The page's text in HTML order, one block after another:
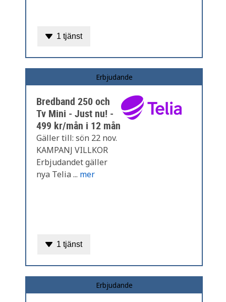
1 tjänst
Erbjudande
Bredband 250 och
Tv Mini - Just nu! -
499 kr/mån i 12 mån
Gäller till: sön 22 nov.
KAMPANJ VILLKOR
Erbjudandet gäller
nya Telia ... mer
1 tjänst
Erbjudande